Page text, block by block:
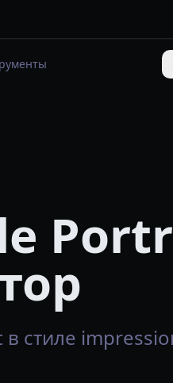
стиле